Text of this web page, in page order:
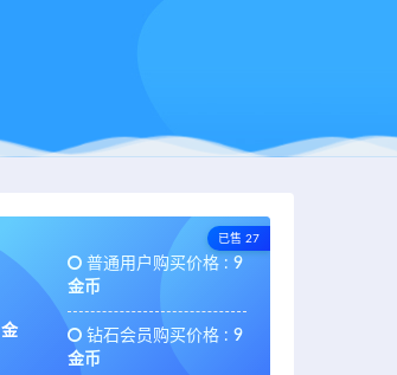
已售 27
金
普通用户购买价格 : 9
金币
钻石会员购买价格 : 9
金币